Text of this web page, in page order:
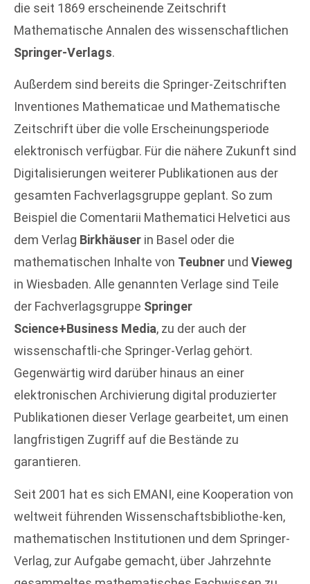
die seit 1869 erscheinende Zeitschrift
Mathematische Annalen des wissenschaftlichen
Springer-Verlags.
Außerdem sind bereits die Springer-Zeitschriften
Inventiones Mathematicae und Mathematische
Zeitschrift über die volle Erscheinungsperiode
elektronisch verfügbar. Für die nähere Zukunft sind
Digitalisierungen weiterer Publikationen aus der
gesamten Fachverlagsgruppe geplant. So zum
Beispiel die Comentarii Mathematici Helvetici aus
dem Verlag Birkhäuser in Basel oder die
mathematischen Inhalte von Teubner und Vieweg
in Wiesbaden. Alle genannten Verlage sind Teile
der Fachverlagsgruppe Springer
Science+Business Media, zu der auch der
wissenschaftli-che Springer-Verlag gehört.
Gegenwärtig wird darüber hinaus an einer
elektronischen Archivierung digital produzierter
Publikationen dieser Verlage gearbeitet, um einen
langfristigen Zugriff auf die Bestände zu
garantieren.
Seit 2001 hat es sich EMANI, eine Kooperation von
weltweit führenden Wissenschaftsbibliothe-ken,
mathematischen Institutionen und dem Springer-
Verlag, zur Aufgabe gemacht, über Jahrzehnte